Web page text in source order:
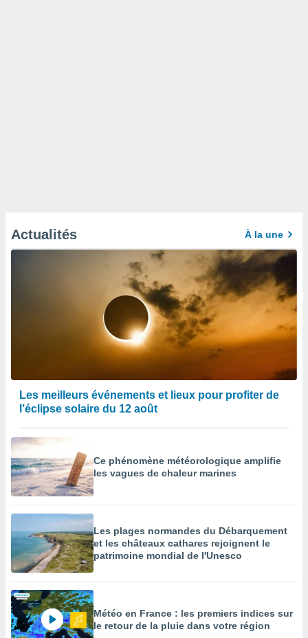
Actualités À la une
Les meilleurs événements et lieux pour profiter de
l’éclipse solaire du 12 août
Ce phénomène météorologique amplifie
les vagues de chaleur marines
Les plages normandes du Débarquement
et les châteaux cathares rejoignent le
patrimoine mondial de l'Unesco
Météo en France : les premiers indices sur
le retour de la pluie dans votre région